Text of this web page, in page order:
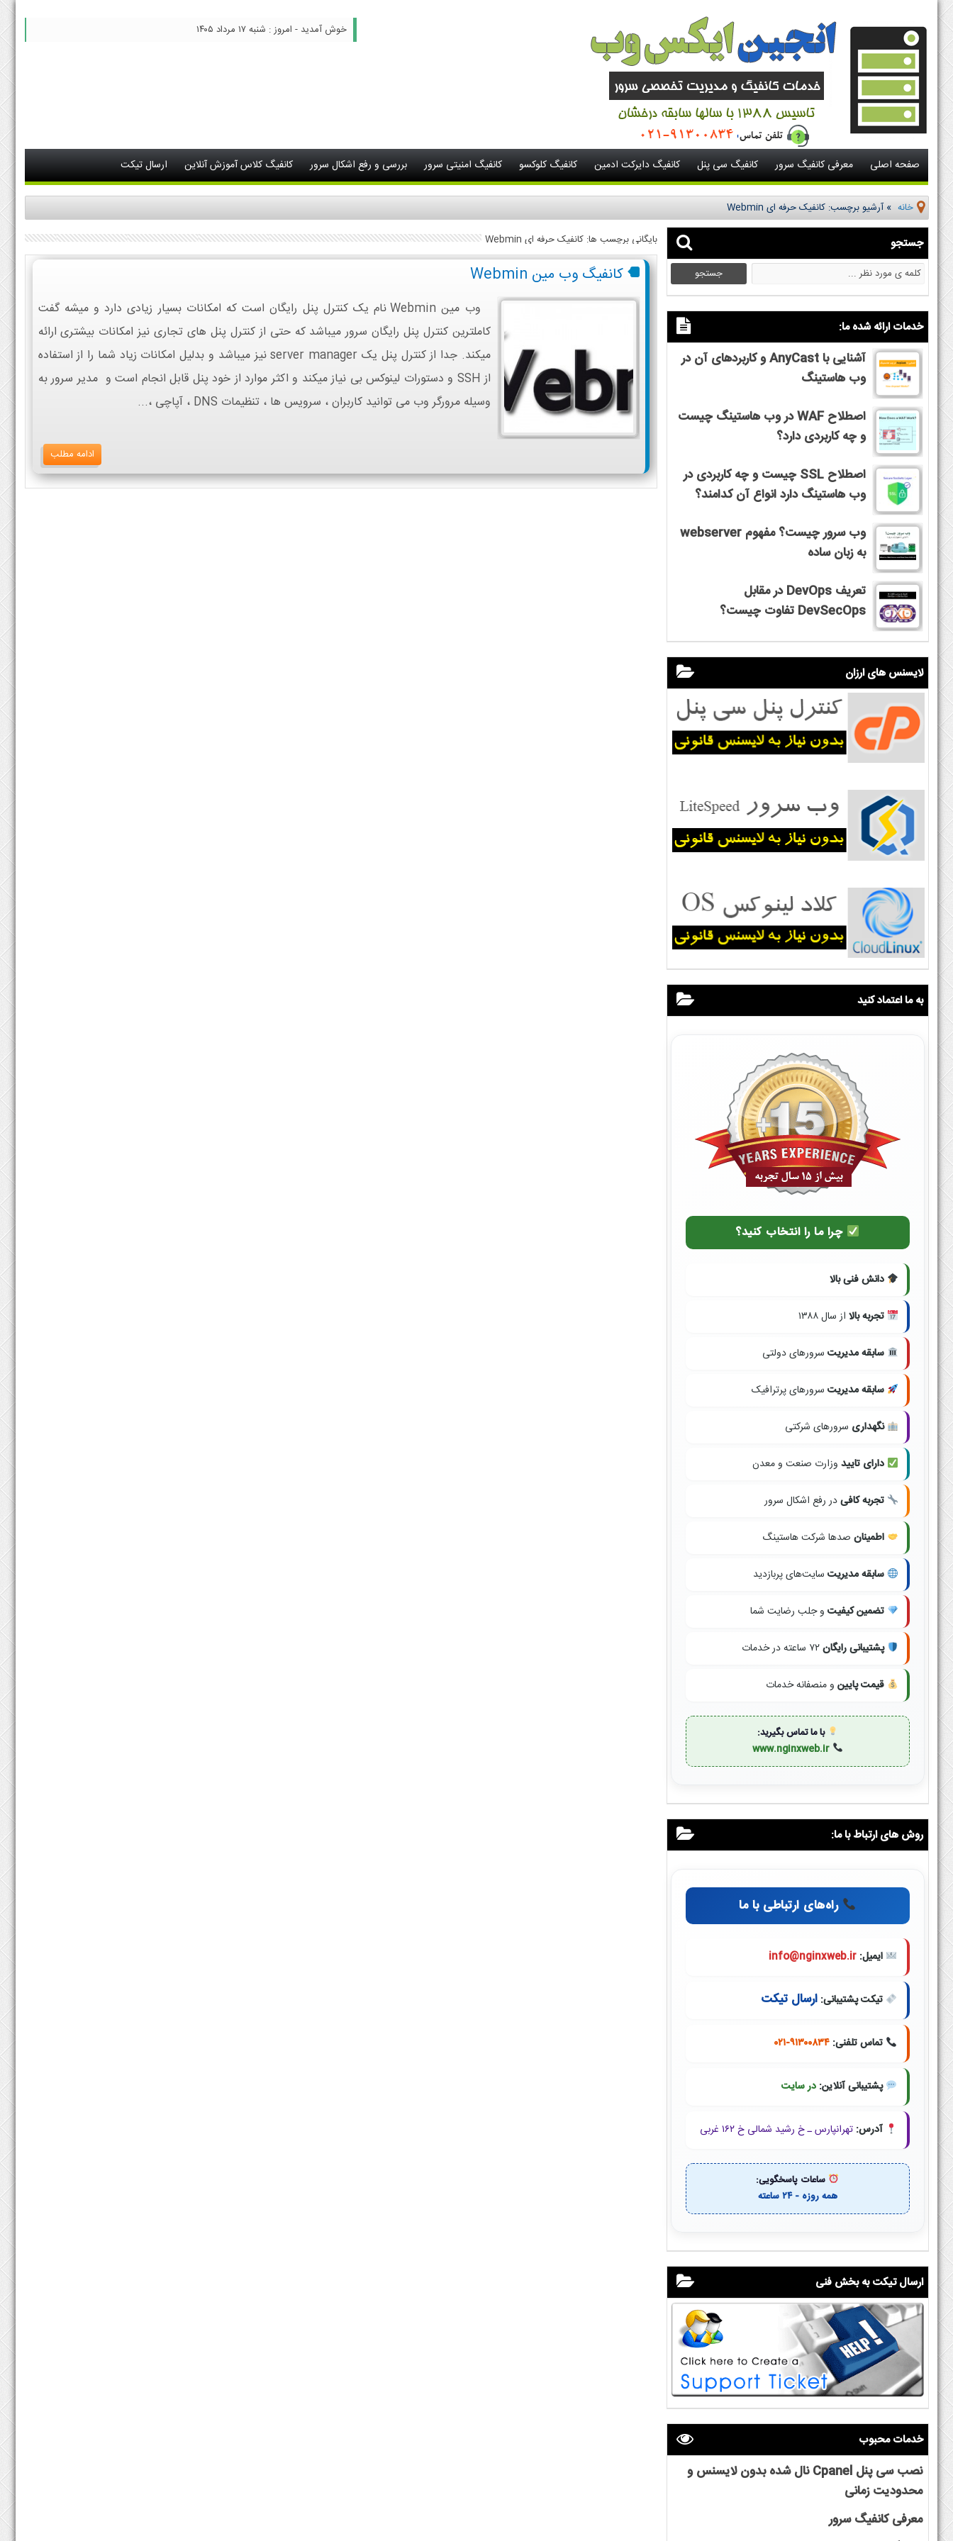
خوش آمدید - امروز : شنبه ۱۷ مرداد ۱۴۰۵
صفحه اصلی معرفی کانفیگ سرور کانفیگ سی پنل کانفیگ دایرکت ادمین کانفیگ کلوکسو کانفیگ امنیتی سرور بررسی و رفع اشکال سرور کانفیگ کلاس آموزش آنلاین ارسال تیکت
خانه »آرشیو برچسب: کانفیک حرفه ای Webmin
بایگانی برچسب ها: کانفیک حرفه ای Webmin
کانفیگ وب مین Webmin
وب مین Webmin نام یک کنترل پنل رایگان است که امکانات بسیار زیادی دارد و میشه گفت
کاملترین کنترل پنل رایگان سرور میباشد که حتی از کنترل پنل های تجاری نیز امکانات بیشتری ارائه
میکند. جدا از کنترل پنل یک server manager نیز میباشد و بدلیل امکانات زیاد شما را از استفاده
از SSH و دستورات لینوکس بی نیاز میکند و اکثر موارد از خود پنل قابل انجام است و مدیر سرور به
وسیله مرورگر وب می توانید کاربران ، سرویس ها ، تنظیمات DNS ، آپاچی ،...
ادامه مطلب
جستجو
خدمات ارائه شده ما:
آشنایی با AnyCast و کاربردهای آن در
وب هاستینگ
اصطلاح WAF در وب هاستینگ چیست
و چه کاربردی دارد؟
اصطلاح SSL چیست و چه کاربردی در
وب هاستینگ دارد انواع آن کدامند؟
وب سرور چیست؟ مفهوم webserver
به زبان ساده
تعریف DevOps در مقابل
DevSecOps تفاوت چیست؟
لایسنس های ارزان
به ما اعتماد کنید
چرا ما را انتخاب کنید؟
دانش فنی بالا
تجربه بالا از سال ۱۳۸۸
سابقه مدیریت سرورهای دولتی
سابقه مدیریت سرورهای پرترافیک
نگهداری سرورهای شرکتی
دارای تایید وزارت صنعت و معدن
تجربه کافیدر رفع اشکال سرور
اطمینان صدها شرکت هاستینگ
سابقه مدیریت سایت‌های پربازدید
تضمین کیفیت و جلب رضایت شما
پشتیبانی رایگان۷۲ ساعته در خدمات
قیمت پایین و منصفانه خدمات
با ما تماس بگیرید:
www.nginxweb.ir
روش های ارتباط با ما:
راه‌های ارتباطی با ما
ایمیل: info@nginxweb.ir
تیکت پشتیبانی: ارسال تیکت
تماس تلفنی: ۰۲۱-۹۱۳۰۰۸۳۴
پشتیبانی آنلاین: در سایت
آدرس: تهرانپارس ـ خ رشید شمالی خ ۱۶۲ غربی
ساعات پاسخگویی:
همه روزه - ۲۴ ساعته
ارسال تیکت به بخش فنی
خدمات محبوب
نصب سی پنل Cpanel نال شده بدون لایسنس و
محدودیت زمانی
معرفی کانفیگ سرور